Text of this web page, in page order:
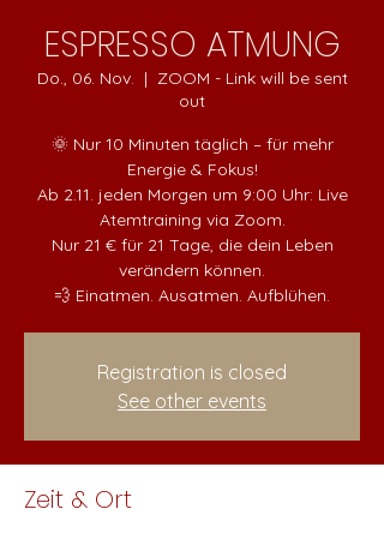
ESPRESSO ATMUNG
Do., 06. Nov.
  |
ZOOM - Link will be sent
out
🌞 Nur 10 Minuten täglich – für mehr
Energie & Fokus!
Ab 2.11. jeden Morgen um 9:00 Uhr: Live
Atemtraining via Zoom.
Nur 21 € für 21 Tage, die dein Leben
verändern können.
💨 Einatmen. Ausatmen. Aufblühen.
Registration is closed
See other events
Zeit & Ort